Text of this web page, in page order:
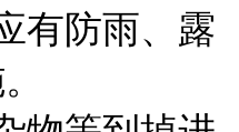
有防雨、露